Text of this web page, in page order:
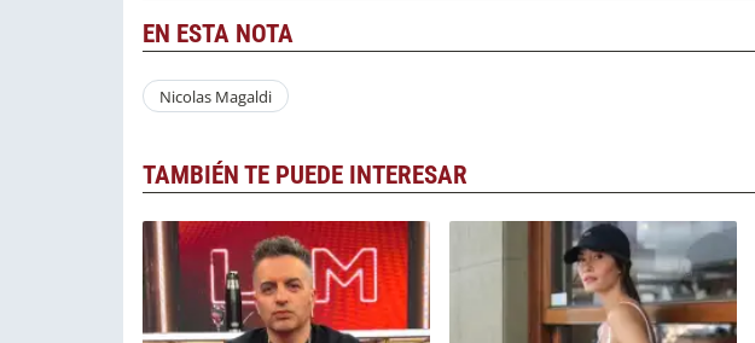
EN ESTA NOTA
Nicolas Magaldi
TAMBIÉN TE PUEDE INTERESAR